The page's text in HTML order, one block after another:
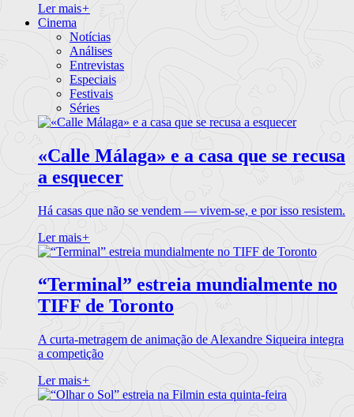
Ler mais+
Cinema
Notícias
Análises
Entrevistas
Especiais
Festivais
Séries
«Calle Málaga» e a casa que se recusa
a esquecer
Há casas que não se vendem — vivem-se, e por isso resistem.
Ler mais+
“Terminal” estreia mundialmente no
TIFF de Toronto
A curta-metragem de animação de Alexandre Siqueira integra
a competição
Ler mais+